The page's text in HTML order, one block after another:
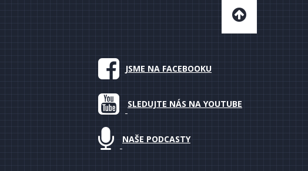
JSME NA FACEBOOKU
SLEDUJTE NÁS NA YOUTUBE
NAŠE PODCASTY